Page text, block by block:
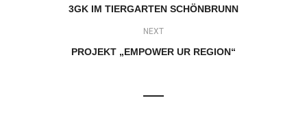
3GK IM TIERGARTEN SCHÖNBRUNN
NEXT
PROJEKT „EMPOWER UR REGION“